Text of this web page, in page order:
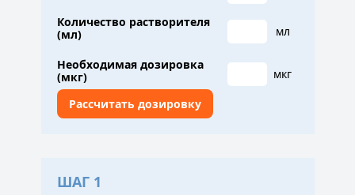
Количество растворителя
(мл)
мл
Необходимая дозировка
(мкг)
мкг
ШАГ 1